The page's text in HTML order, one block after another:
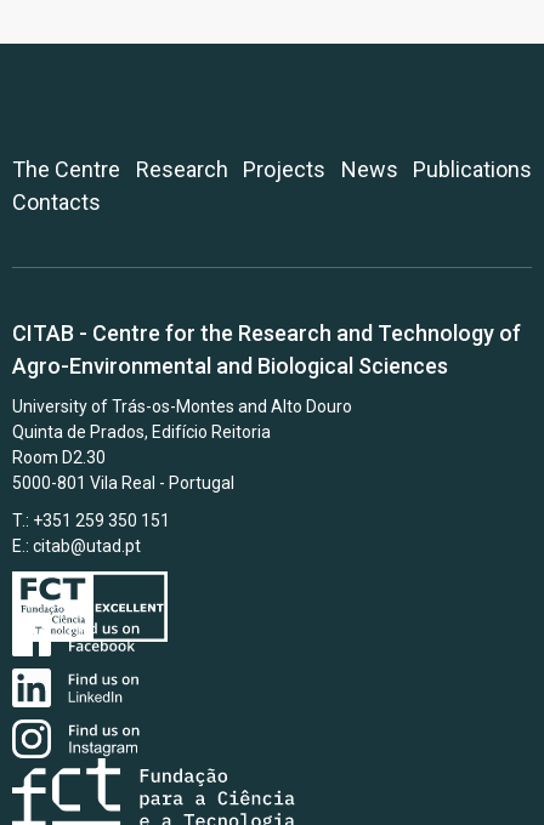
The Centre Research Projects News
Publications
Contacts
CITAB - Centre for the Research and Technology of
Agro-Environmental and Biological Sciences
University of Trás-os-Montes and Alto Douro
Quinta de Prados, Edifício Reitoria
Room D2.30
5000-801 Vila Real - Portugal
T.: +351 259 350 151
E.: citab@utad.pt